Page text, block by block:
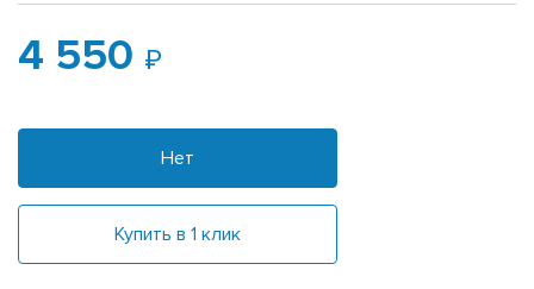
4 550
Нет
Купить в 1 клик